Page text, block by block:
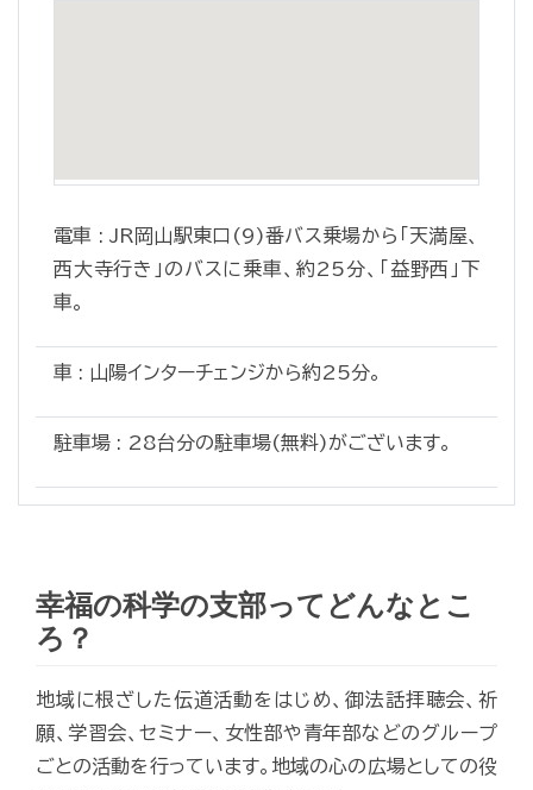
電車 : JR岡山駅東口(9)番バス乗場から「天満屋、
西大寺行き」のバスに乗車、約25分、「益野西」下
車。
車 : 山陽インターチェンジから約25分。
駐車場 : 28台分の駐車場(無料)がございます。
幸福の科学の支部ってどんなとこ
ろ？
地域に根ざした伝道活動をはじめ、御法話拝聴会、祈
願、学習会、セミナー、女性部や青年部などのグループ
ごとの活動を行っています。地域の心の広場としての役